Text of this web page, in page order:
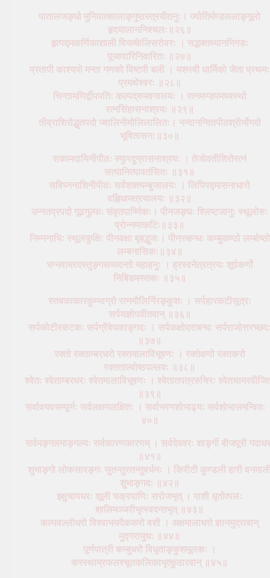
पातालजङ्घो मुनिपात्कालाङ्गुष्ठस्त्रयीतनुः। ज्योतिर्मण्डललाङ्गूलो
हृदयालाननिश्चलः॥२६॥
हृत्पद्मकर्णिकाशाली वियत्केलिसरोवरः । सद्भक्तध्याननिगडः
पूजावारिनिवारितः ॥२७॥
प्रतापी काश्यपो मन्ता गणको विष्टपी बली । यशस्वी धार्मिको जेता प्रथमः
प्रमथेश्वरः ॥२८॥
चिन्तामणिर्द्वीपपतिः कल्पद्रुमवनालयः । रत्नमण्डपमध्यस्थो
रत्नसिंहासनाश्रयः ॥२९॥
तीव्राशिरोद्धृतपदो ज्वालिनीमौलिलालितः। नन्दानन्दितपीठश्रीर्भोगदो
भूषितासनः॥३०॥
सकामदायिनीपीठः स्फुरदुग्रासनाश्रयः । तेजोवतीशिरोरत्नं
सत्यानित्यावतंसितः ॥३१॥
सविघ्ननाशिनीपीठः सर्वशक्त्यम्बुजालयः । लिपिपद्मासनाधारो
वह्निधामत्रयालयः ॥३२॥
उन्नतप्रपदो गूढगुल्फः संवृतपार्ष्णिकः। पीनजङ्घः श्लिष्टजानुः स्थूलोरुः
प्रोन्नमत्कटिः॥३३॥
निम्ननाभिः स्थूलकुक्षिः पीनवक्षा बृहद्भुजः। पीनस्कन्धः कम्बुकण्ठो लम्बोष्ठो
लम्बनासिकः॥३४॥
भग्नवामरदस्तुङ्गसव्यदन्तो महाहनुः । ह्रस्वनेत्रत्रयः शूर्पकर्णो
निबिडमस्तकः ॥३५॥
स्तबकाकारकुम्भाग्रो रत्नमौलिर्निरङ्कुशः । सर्पहारकटीसूत्रः
सर्पयज्ञोपवीतवान् ॥३६॥
सर्पकोटीरकटकः सर्पग्रैवेयकाङ्गदः । सर्पकक्षोदराबन्धः सर्पराजोत्तरच्छदः
॥३७॥
रक्तो रक्ताम्बरधरो रक्तमालाविभूषणः । रक्तेक्षणो रक्तकरो
रक्तताल्वोष्ठपल्लवः ॥३८॥
श्वेतः श्वेताम्बरधरः श्वेतमालाविभूषणः । श्वेतातपत्ररुचिरः
॥३९॥
सर्वावयवसम्पूर्णः सर्वलक्षणलक्षितः । सर्वाभरणशोभाढ्यः सर्वशोभासमन्वितः
४०॥
सर्वमङ्गलमाङ्गल्यः सर्वकारणकारणम् । सर्वदेववरः शार्ङ्गी बीजपूरी
॥४१॥
शुभाङ्गो लोकसारङ्गः सुतन्तुस्तन्तुवर्धनः । किरीटी कुण्डली हारी
शुभाङ्गदः ॥४२॥
इक्षुचापधरः शूली चक्रपाणिः सरोजभृत् । पाशी धृतोत्पलः
शालिमञ्जरीभृत्स्वदन्तभृत् ॥४३॥
कल्पवल्लीधरो विश्वाभयदैककरो वशी । अक्षमालाधरो ज्ञानमुद्रावान्
मुद्गरायुधः ॥४४॥
पूर्णपात्री कम्बुधरो विधृताङ्कुशमूलकः ।
करस्थाम्रफलश्चूतकलिकाभृत्कुठारवान् ॥४५॥